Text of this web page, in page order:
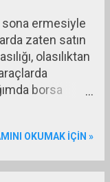
GSYH’sını
frenleyen
gelirini
artırmasına
yılında 1.133
ermesiyle
zaten satın
olasılıktan
borsa
OKUMAK IÇIN »